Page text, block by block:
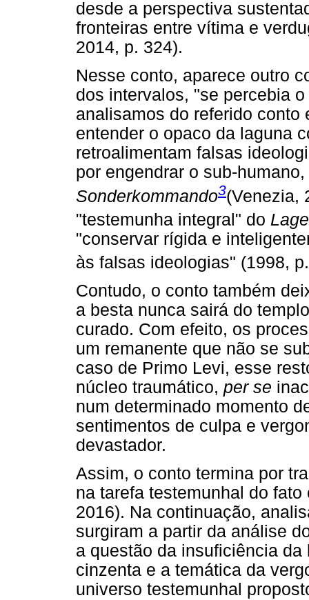
desde a perspectiva
fronteiras entre vítima e
2014, p. 324).
Nesse conto, aparece outro
dos intervalos, "se percebia
analisamos do referido
entender o opaco da laguna
retroalimentam falsas
por engendrar o sub-
Sonderkommando3(Venezia,
"testemunha integral" do
"conservar rígida e
às falsas ideologias" (1998,
Contudo, o conto também
a besta nunca sairá do
curado. Com efeito, os
um remanente que não se
caso de Primo Levi, esse
núcleo traumático, per se
num determinado momento
sentimentos de culpa e
devastador.
Assim, o conto termina por
na tarefa testemunhal do
2016). Na continuação,
surgiram a partir da análise
a questão da insuficiência
cinzenta e a temática da
universo testemunhal